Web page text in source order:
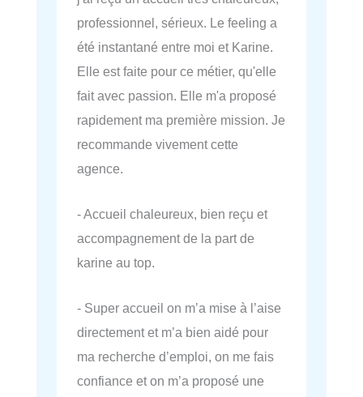
professionnel, sérieux. Le feeling a
été instantané entre moi et Karine.
Elle est faite pour ce métier, qu'elle
fait avec passion. Elle m'a proposé
rapidement ma première mission. Je
recommande vivement cette
agence.
- Accueil chaleureux, bien reçu et
accompagnement de la part de
karine au top.
- Super accueil on m’a mise à l’aise
directement et m’a bien aidé pour
ma recherche d’emploi, on me fais
confiance et on m’a proposé une